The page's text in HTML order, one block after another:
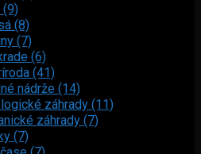
(8)
(7)
(6)
(41)
nádrže (14)
záhrady (11)
záhrady (7)
(7)